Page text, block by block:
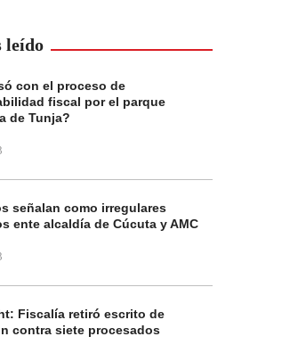
leído
con el proceso de
fiscal por el parque
de Tunja?
señalan como irregulares
ente alcaldía de Cúcuta y AMC
Fiscalía retiró escrito de
contra siete procesados